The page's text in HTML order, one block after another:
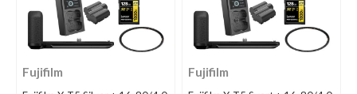
Fujifilm Fujifilm